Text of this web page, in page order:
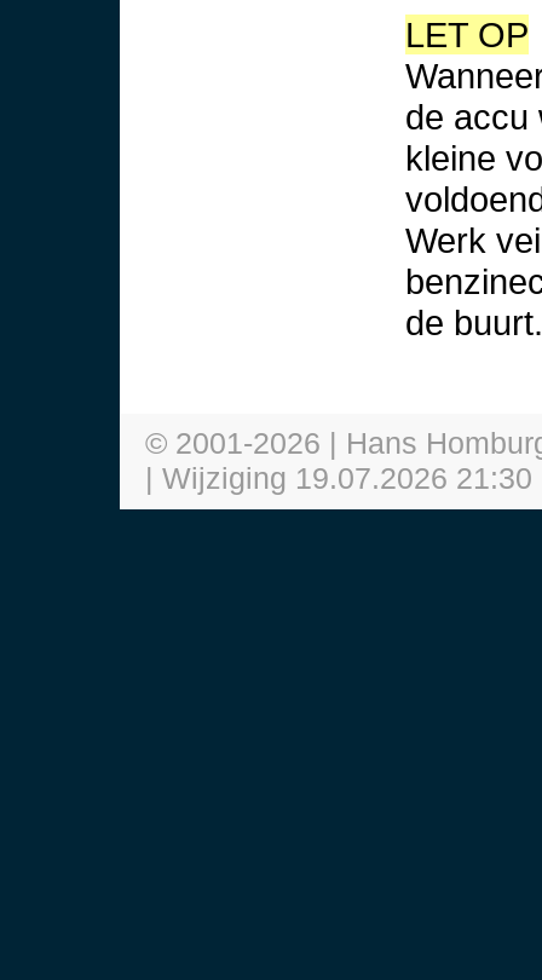
LET OP
de accu
kleine
Werk
de buurt.
© 2001-2026 | Hans
| Wijziging 19.07.2026 21:30